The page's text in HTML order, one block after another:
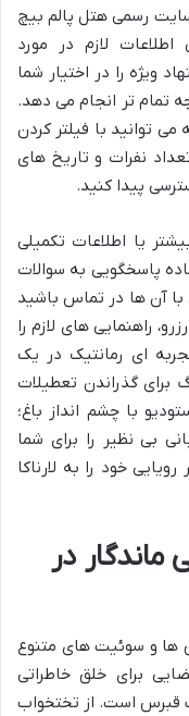
رسمی هتل پالم بیچ
اطلاعات لازم در مورد
ویژه را در اختیار شما
تمام تر انجام می دهد.
توانید با فیلتر کردن
نفرات و تاریخ های
پیدا کنید.
یا اطلاعات تکمیلی
پاسخگویی به سوالات
با آن ها در تماس باشید
راهنمایی های لازم را
ای رمانتیک در یک
برای گذراندن تعطیلات
با چشم انداز باغ؛
بی نظیر را برای شما
خود را به لارناکا
در
ها و سوئیت های متنوع
برای خلق خاطراتی
قبرس است. از تختخواب